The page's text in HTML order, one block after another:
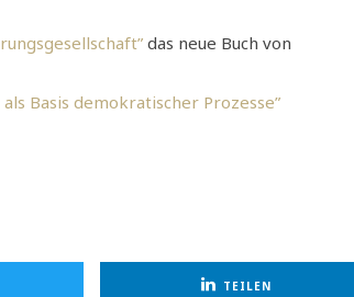
das neue Buch von
Basis demokratischer Prozesse”
TEILEN